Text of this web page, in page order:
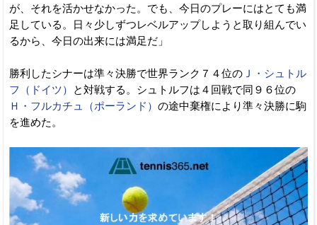
が、それを活かせなかった。でも、今日のプレーにはとても満
足している。日々少しずつレベルアップしようと取り組んでい
るから、今日の出来には満足だ」
勝利したシナーは準々決勝で世界ランク７４位の Ｊ・シュトル
フ（ドイツ）
と対戦する。シュトルフは４回戦で同９６位の
Ｈ・フルカチュ（ポーランド） の途中棄権により準々決勝に駒
を進めた。